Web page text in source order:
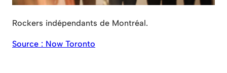
Rockers indépendants de Montréal.
Source : Now Toronto